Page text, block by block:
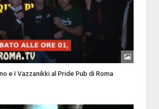
e I Vazzanikki al Pride Pub di Roma